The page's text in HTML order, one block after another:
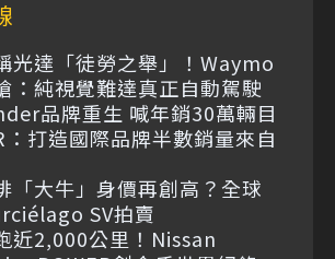
光達「徒勞之舉」！Waymo
：純視覺難達真正自動駕駛
品牌重生 喊年銷30萬輛目
：打造國際品牌半數銷量來自
「大牛」身價再創高？全球
SV拍賣
近2,000公里！Nissan